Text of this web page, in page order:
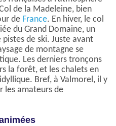
de la Madeleine, bien
de France. En hiver, le col
du Grand Domaine, un
de ski. Juste avant
de montagne se
Les derniers tronçons
la forêt, et les chalets en
Bref, à Valmorel, il y
les amateurs de